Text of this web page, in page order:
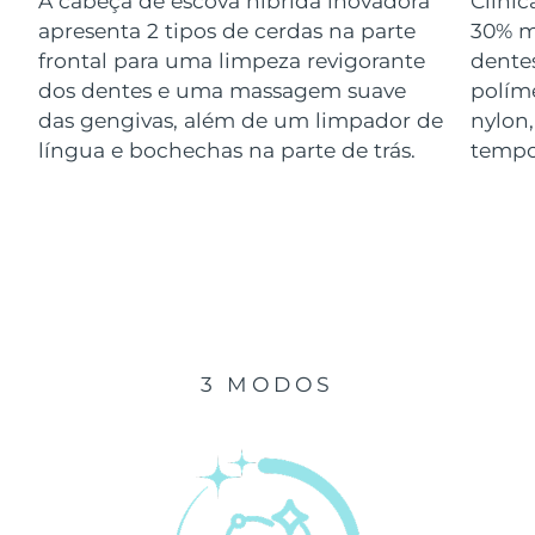
apresenta 2 tipos de cerdas na parte
frontal para uma limpeza revigorante
dos dentes e uma massagem suave
das gengivas, além de um limpador de
língua e bochechas na parte de trás.
30%
3 MODOS
Luxemburgo Entrega prevista08/08/2026
Macau, RAE da
China
Entrega prevista 10/08/2026
Malásia Entrega prevista11/08/2026
Entrega prevista
Entrega prevista